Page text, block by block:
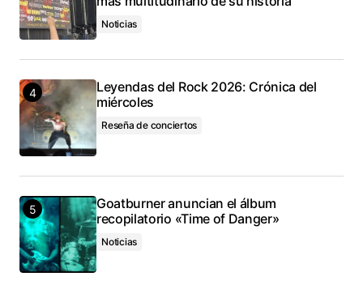
Noticias
Leyendas del Rock 2026: Crónica del
miércoles
Reseña de conciertos
Goatburner anuncian el álbum
recopilatorio «Time of Danger»
Noticias